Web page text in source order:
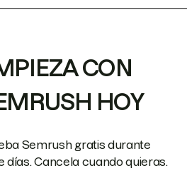
CON
HOY
Semrush gratis durante
días. Cancela cuando quieras.